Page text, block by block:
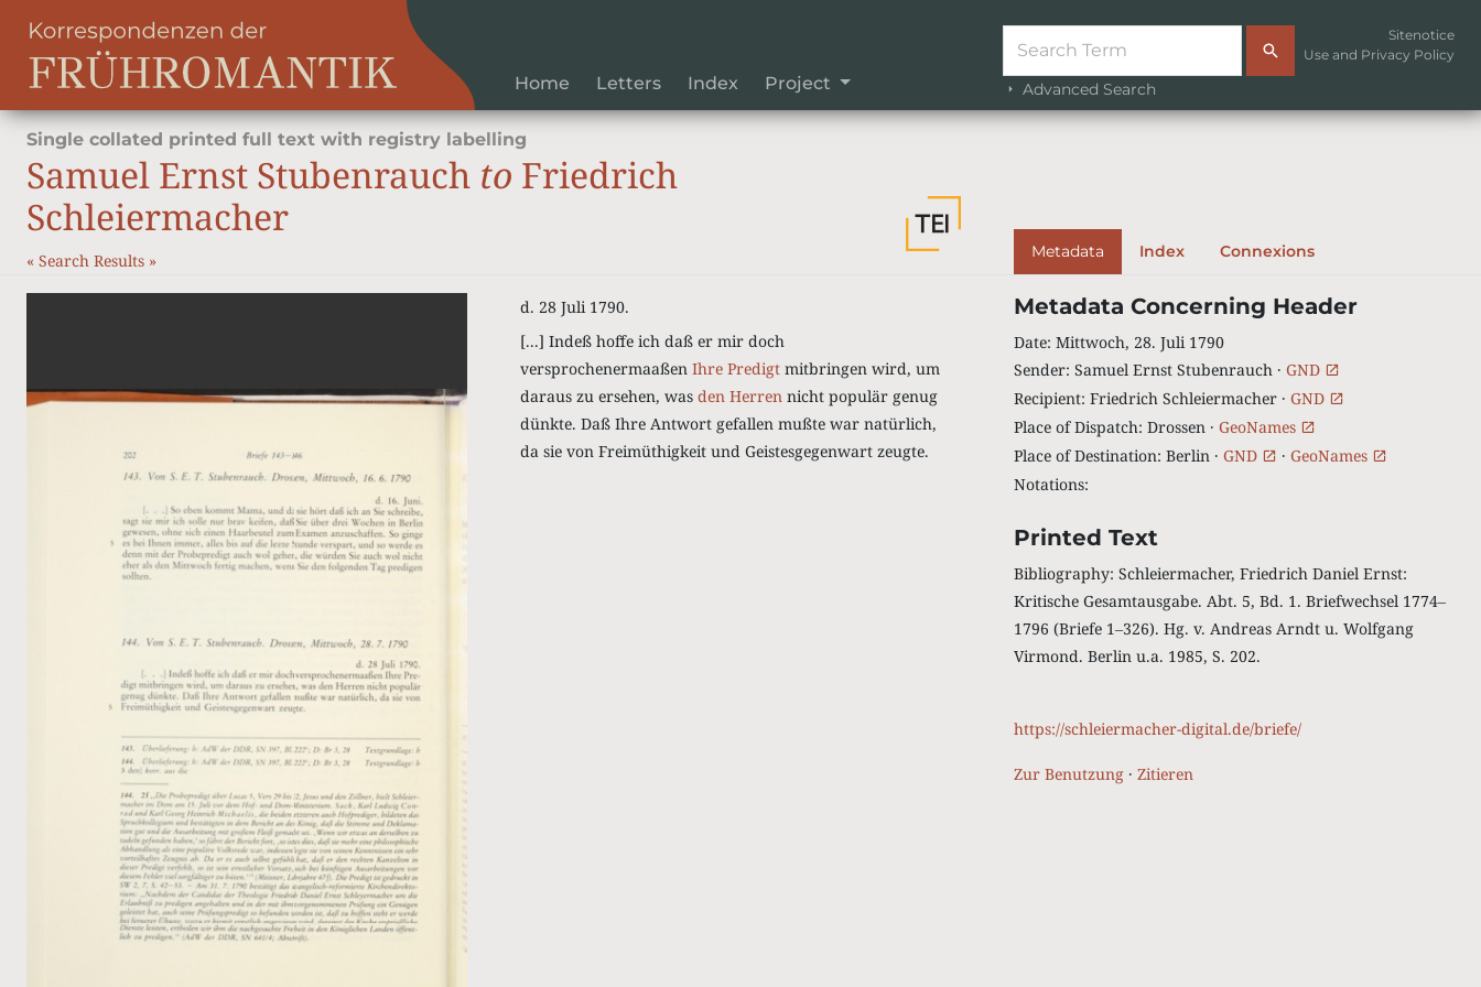
Home Letters Index Project Advanced Search
Sitenotice
Use and Privacy Policy
Single collated printed full text with registry labelling
Samuel Ernst Stubenrauch to Friedrich
Schleiermacher
« Search Results » Metadata Index Connexions
d. 28 Juli 1790.
[...] Indeß hoffe ich daß er mir doch
versprochenermaaßen Ihre Predigt mitbringen wird, um
daraus zu ersehen, was den Herrennicht populär genug
dünkte. Daß Ihre Antwort gefallen mußte war natürlich,
da sie von Freimüthigkeit und Geistesgegenwart zeugte.
Metadata Concerning Header
Date: Mittwoch, 28. Juli 1790
Sender: Samuel Ernst Stubenrauch · GND
Recipient: Friedrich Schleiermacher · GND
Place of Dispatch: Drossen · GeoNames
Place of Destination: Berlin · GND · GeoNames
Notations:
Printed Text
Bibliography: Schleiermacher, Friedrich Daniel Ernst:
Kritische Gesamtausgabe. Abt. 5, Bd. 1. Briefwechsel 1774‒
1796 (Briefe 1‒326). Hg. v. Andreas Arndt u. Wolfgang
Virmond. Berlin u.a. 1985, S. 202.
https://schleiermacher-digital.de/briefe/
Zur Benutzung· Zitieren